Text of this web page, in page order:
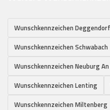
Wunschkennzeichen Deggendorf
Wunschkennzeichen Schwabach
Wunschkennzeichen Neuburg
Wunschkennzeichen Lenting
Wunschkennzeichen Miltenberg